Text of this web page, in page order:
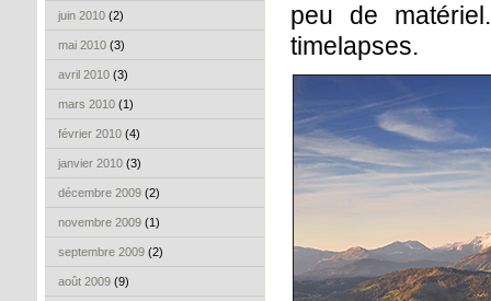
juin 2010 (2)
mai 2010 (3)
avril 2010 (3)
mars 2010 (1)
février 2010 (4)
janvier 2010 (3)
décembre 2009 (2)
novembre 2009 (1)
septembre 2009 (2)
août 2009 (9)
peu de
timelapses.